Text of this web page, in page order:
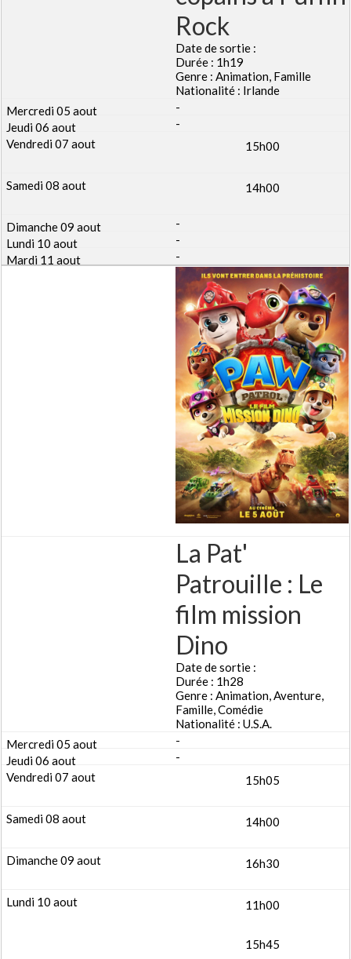
Rock
Date de sortie :
Durée : 1h19
Genre : Animation, Famille
Nationalité : Irlande
-
-
15h00
14h00
-
-
-
La Pat'
Patrouille : Le
film mission
Dino
Date de sortie :
Durée : 1h28
Genre : Animation, Aventure,
Famille, Comédie
Nationalité : U.S.A.
-
-
15h05
14h00
16h30
11h00
15h45